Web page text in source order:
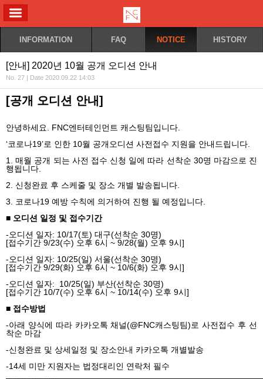
INFORMATION FAQ NOTICE HISTORY
[안내] 2020년 10월 공개 오디션 안내
No. 27 | Date 2020.09.22 14:03
[공개 오디션 안내]
안녕하세요 . FNC엔터테인먼트 캐스팅팀입니다
‘코로나19’로 인한 10월 공개오디션 사전접수 지원을 안내드립니다
1.매월 공개 되는 사전 접수 신청 일에 따라 선착순 30명 마감으로 진
행됩니다
2. 신청완료 후 스케줄 및 장소 개별 발송됩니다
3.
코로나19 예방 수칙에 의거하여 진행 될 예정입니다
■ 오디션 일정 및 접수기간
-오디션 일자: 10/17(토) 대구(선착순 30명)
[접수기간 9/23(수) 오후 6시 ~ 9/28(월) 오후 9시]
-오디션 일자: 10/25(일) 서울(선착순 30명)
[접수기간 9/29(화) 오후 6시 ~ 10/6(화) 오후 9시]
-오디션 일자: 10/25(일) 부산(선착순 30명)
[접수기간 10/7(수) 오후 6시 ~ 10/14(수) 오후 9시]
■ 접수방법
-아래 양식에 따라 카카오톡 채널(@FNC캐스팅팀)로 사전접수 후 선
착순 마감
-신청완료 및 상세일정 및 장소안내 카카오톡 개별발송
-14세 미만 지원자는 법정대리인 연락처 필수